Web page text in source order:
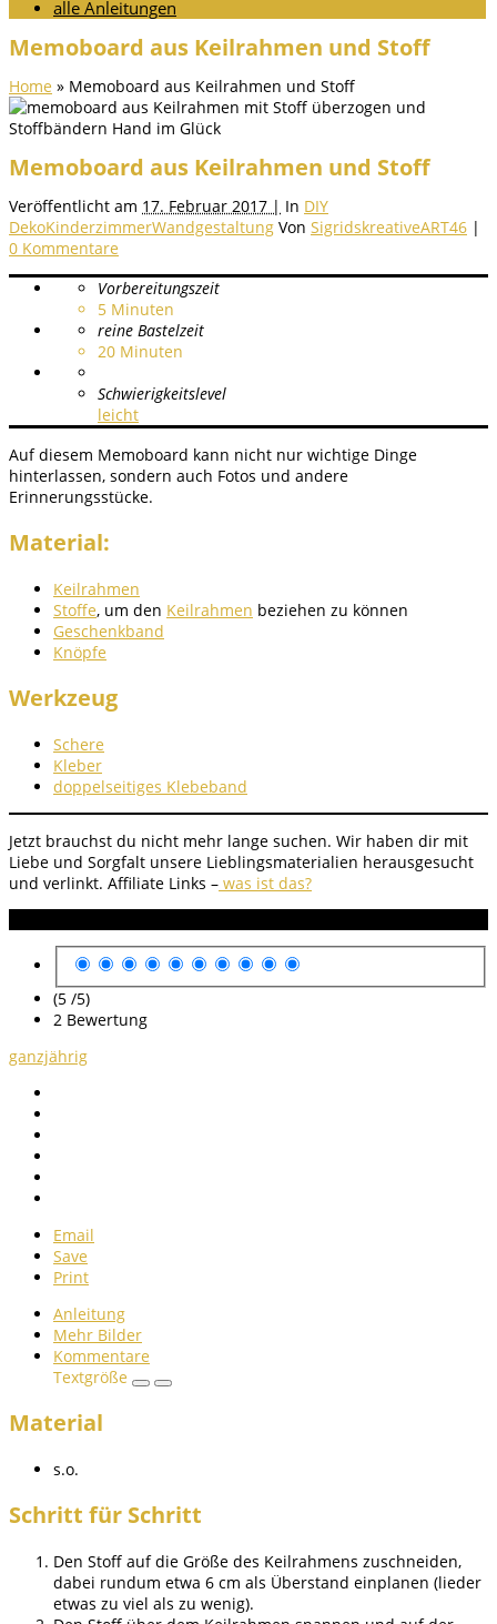
alle Anleitungen
Memoboard aus Keilrahmen und Stoff
Home » Memoboard aus Keilrahmen und Stoff
Memoboard aus Keilrahmen und Stoff
Veröffentlicht am 17. Februar 2017 | In DIY
DekoKinderzimmerWandgestaltung Von SigridskreativeART46 |
0 Kommentare
Vorbereitungszeit
5 Minuten
reine Bastelzeit
20 Minuten
Schwierigkeitslevel
leicht
Auf diesem Memoboard kann nicht nur wichtige Dinge
hinterlassen, sondern auch Fotos und andere
Erinnerungsstücke.
Material:
Keilrahmen
Stoffe, um den Keilrahmen beziehen zu können
Geschenkband
Knöpfe
Werkzeug
Schere
Kleber
doppelseitiges Klebeband
Jetzt brauchst du nicht mehr lange suchen. Wir haben dir mit
Liebe und Sorgfalt unsere Lieblingsmaterialien herausgesucht
und verlinkt. Affiliate Links – was ist das?
(5 /5)
2 Bewertung
ganzjährig
Email
Save
Print
Anleitung
Mehr Bilder
Kommentare
Textgröße
Material
s.o.
Schritt für Schritt
Den Stoff auf die Größe des Keilrahmens zuschneiden,
dabei rundum etwa 6 cm als Überstand einplanen (lieder
etwas zu viel als zu wenig).